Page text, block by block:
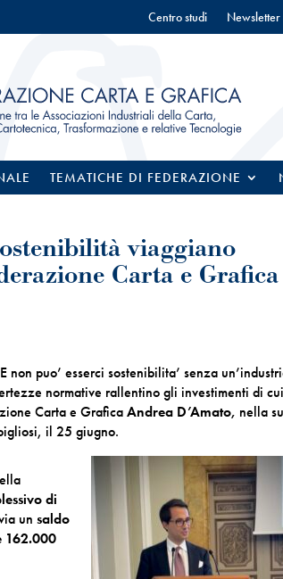
Centro studi Newsletter
TEMATICHE DI FEDERAZIONE
viaggiano
Carta e Grafica
puo’ esserci sostenibilita’ senza
normative rallentino gli investimenti di cui
Carta e GraficaAndrea D’Amato, nella
il 25 giugno.
di
unsaldo
162.000